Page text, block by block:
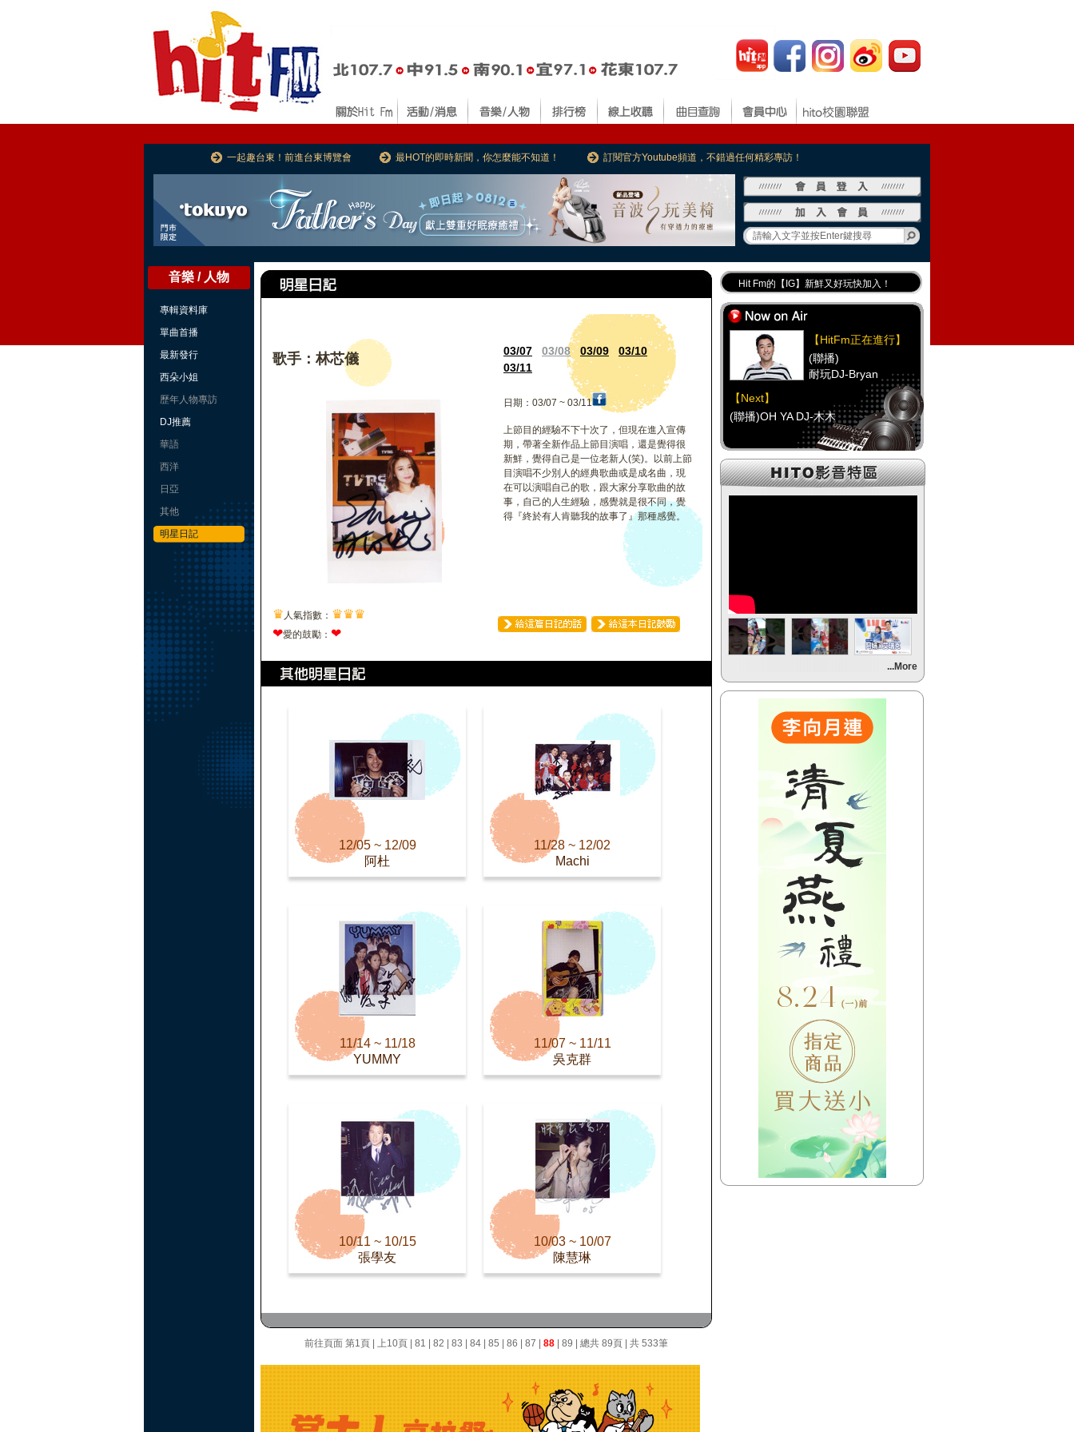
一起趣台東！前進台東博覽會 最HOT的即時新聞，你怎麼能不知道！ 訂閱官方Youtube頻道，不錯過任何精彩專訪！
音樂 / 人物
專輯資料庫
單曲首播
最新發行
西朵小姐
歷年人物專訪
DJ推薦
華語
西洋
日亞
其他
明星日記
歌手：林芯儀 03/07 03/08 03/09
03/10
03/11
日期：03/07 ~ 03/11
上節目的經驗不下十次了，但現在進入宣傳
期，帶著全新作品上節目演唱，還是覺得很
新鮮，覺得自己是一位老新人(笑)。以前上節
目演唱不少別人的經典歌曲或是成名曲，現
在可以演唱自己的歌，跟大家分享歌曲的故
事，自己的人生經驗，感覺就是很不同，覺
得『終於有人肯聽我的故事了』那種感覺。
♛ 人氣指數： ♛♛♛
❤愛的鼓勵： ❤
12/05 ~ 12/09
阿杜
11/28 ~ 12/02
Machi
11/14 ~ 11/18
YUMMY
11/07 ~ 11/11
吳克群
10/11 ~ 10/15
張學友
10/03 ~ 10/07
陳慧琳
前往頁面 第1頁 上10頁 81 82 83 84 85 86 87 88 89 | 總共 89頁 | 共 533筆
Hit Fm的【IG】新鮮又好玩快加入！
Hit Fm【FB臉書粉絲團】等你加入！
最專業《DJ推薦》好音樂千萬別錯過！
好康報報 最新優惠訊息都在這！
【HitFm正在進行】
(聯播)
耐玩DJ-Bryan
【Next】
(聯播)OH YA DJ-木木
【HitFm正在進行】
(聯播)
(聯播)
耐玩DJ-Bryan
【Next】
【HitFm正在進行】
(聯播)
(聯播)OH YA DJ-木木
【HitFm正在進行】
耐玩DJ-Bryan
(聯播)OH YA DJ-木木
...More